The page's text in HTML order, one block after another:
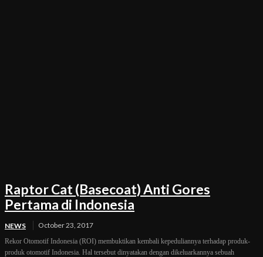
Raptor Cat (Basecoat) Anti Gores
Pertama di Indonesia
NEWS October 23, 2017
Rekor Otomotif Indonesia (ROI) membuktikan kembali kepeduliannya terhadap produk-
produk otomotif Indonesia. Hal tersebut dinyatakan dengan dikeluarkannya sebuah